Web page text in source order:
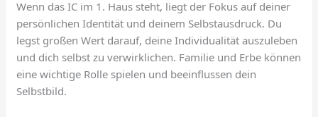
Wenn das IC im 1. Haus steht, liegt der Fokus auf deiner
persönlichen Identität und deinem Selbstausdruck. Du
legst großen Wert darauf, deine Individualität auszuleben
und dich selbst zu verwirklichen. Familie und Erbe können
eine wichtige Rolle spielen und beeinflussen dein
Selbstbild.